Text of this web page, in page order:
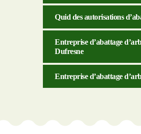
Quid des autorisations
Entreprise d’abattage
Dufresne
Entreprise d’abattage